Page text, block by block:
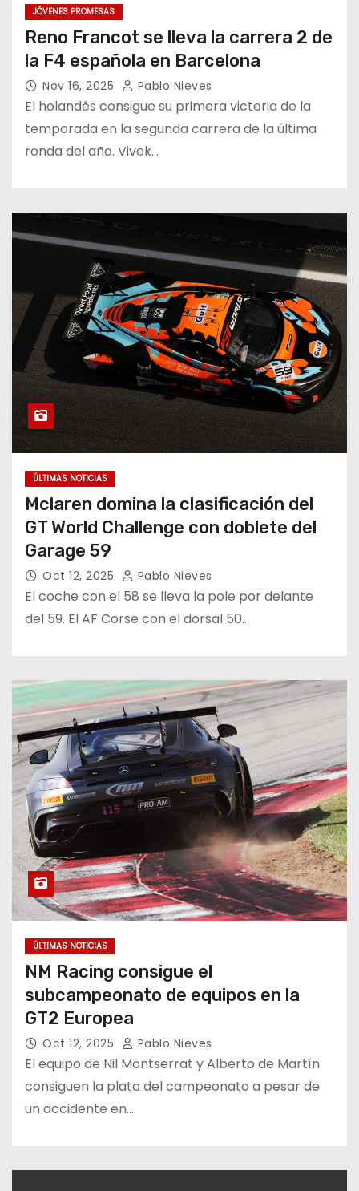
JÓVENES PROMESAS
Reno Francot se lleva la carrera 2 de
la F4 española en Barcelona
Nov 16, 2025 Pablo Nieves
El holandés consigue su primera victoria de la
temporada en la segunda carrera de la última
ronda del año. Vivek…
ÚLTIMAS NOTICIAS
Mclaren domina la clasificación del
GT World Challenge con doblete del
Garage 59
Oct 12, 2025 Pablo Nieves
El coche con el 58 se lleva la pole por delante
del 59. El AF Corse con el dorsal 50…
ÚLTIMAS NOTICIAS
NM Racing consigue el
subcampeonato de equipos en la
GT2 Europea
Oct 12, 2025 Pablo Nieves
El equipo de Nil Montserrat y Alberto de Martín
consiguen la plata del campeonato a pesar de
un accidente en…